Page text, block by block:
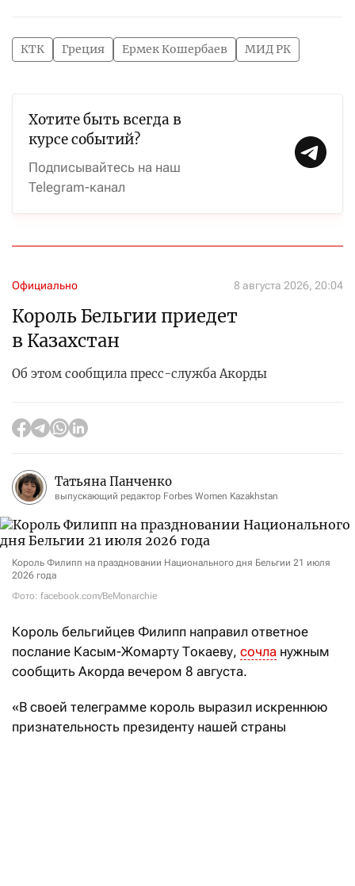
КТК Греция Ермек Кошербаев МИД РК
Хотите быть всегда в
курсе событий?
Подписывайтесь на наш
Telegram-канал
Официально 8 августа 2026, 20:04
Король Бельгии приедет
в Казахстан
Об этом сообщила пресс-служба Акорды
Татьяна Панченко
выпускающий редактор Forbes Women Kazakhstan
Король Филипп на праздновании Национального дня Бельгии 21 июля
2026 года
Фото: facebook.com/BeMonarchie
Король бельгийцев Филипп направил ответное
послание Касым-Жомарту Токаеву, сочла нужным
сообщить Акорда вечером 8 августа.
«В своей телеграмме король выразил искреннюю
признательность президенту нашей страны